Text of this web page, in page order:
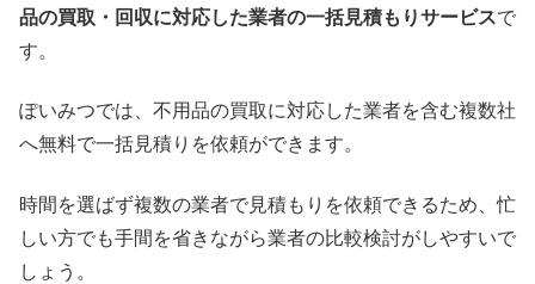
品の買取・回収に対応した業者の一括見積もりサービスで
す。
ぽいみつでは、不用品の買取に対応した業者を含む複数社
へ無料で一括見積りを依頼ができます。
時間を選ばず複数の業者で見積もりを依頼できるため、忙
しい方でも手間を省きながら業者の比較検討がしやすいで
しょう。